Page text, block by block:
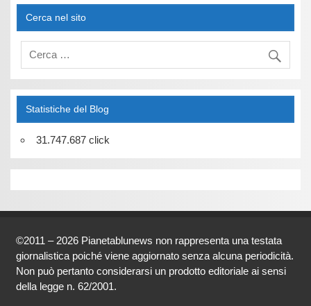
Cerca nel sito
Statistiche del Blog
31.747.687 click
©2011 – 2026 Pianetablunews non rappresenta una testata
giornalistica poiché viene aggiornato senza alcuna periodicità.
Non può pertanto considerarsi un prodotto editoriale ai sensi
della legge n. 62/2001.